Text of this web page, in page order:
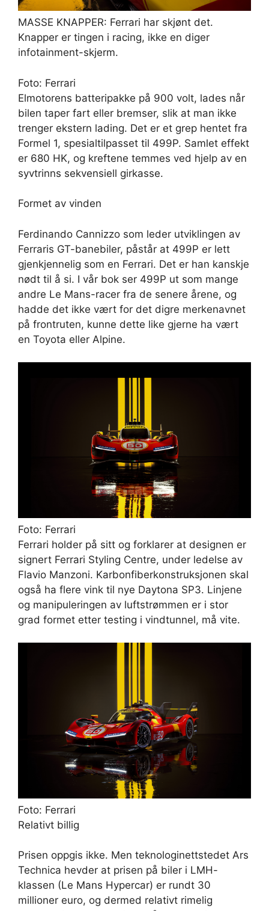
MASSE KNAPPER: Ferrari har skjønt det.
Knapper er tingen i racing, ikke en diger
infotainment-skjerm.
Foto: Ferrari
Elmotorens batteripakke på 900 volt, lades når
bilen taper fart eller bremser, slik at man ikke
trenger ekstern lading. Det er et grep hentet fra
Formel 1, spesialtilpasset til 499P. Samlet effekt
er 680 HK, og kreftene temmes ved hjelp av en
syvtrinns sekvensiell girkasse.
Formet av vinden
Ferdinando Cannizzo som leder utviklingen av
Ferraris GT-banebiler, påstår at 499P er lett
gjenkjennelig som en Ferrari. Det er han kanskje
nødt til å si. I vår bok ser 499P ut som mange
andre Le Mans-racer fra de senere årene, og
hadde det ikke vært for det digre merkenavnet
på frontruten, kunne dette like gjerne ha vært
en Toyota eller Alpine.
Foto: Ferrari
Ferrari holder på sitt og forklarer at designen er
signert Ferrari Styling Centre, under ledelse av
Flavio Manzoni. Karbonfiberkonstruksjonen skal
også ha flere vink til nye Daytona SP3. Linjene
og manipuleringen av luftstrømmen er i stor
grad formet etter testing i vindtunnel, må vite.
Foto: Ferrari
Relativt billig
Prisen oppgis ikke. Men teknologinettstedet Ars
Technica hevder at prisen på biler i LMH-
klassen (Le Mans Hypercar) er rundt 30
millioner euro, og dermed relativt rimelig